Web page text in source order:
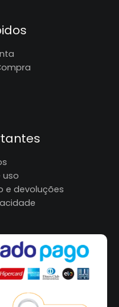
uso
e devoluções